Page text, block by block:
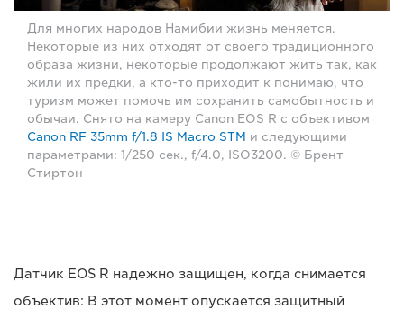
Для многих народов Намибии жизнь меняется.
Некоторые из них отходят от своего традиционного
образа жизни, некоторые продолжают жить так, как
жили их предки, а кто-то приходит к понимаю, что
туризм может помочь им сохранить самобытность и
обычаи. Снято на камеру Canon EOS R с объективом
Canon RF 35mm f/1.8 IS Macro STM и следующими
параметрами: 1/250 сек., f/4.0, ISO3200. © Брент
Стиртон
Датчик EOS R надежно защищен, когда снимается
объектив: В этот момент опускается защитный